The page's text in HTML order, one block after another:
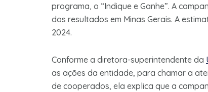
programa, o “Indique e Ganhe”. A
dos resultados em Minas Gerais. A
2024.
Conforme a diretora-superintendente da
as ações da entidade, para chamar a
de cooperados, ela explica que a